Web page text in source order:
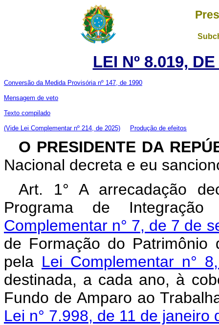
LEI Nº 8.019,
Conversão da Medida Provisória nº 147, de 1990
Mensagem de veto
Texto compilado
(Vide Lei Complementar nº 214, de 2025) Produção de efeitos
O PRESIDENTE DA
Nacional decreta e eu
Art. 1° A arrecadação
Programa de
Complementar n° 7, de 7 de
de Formação do Patrimônio
pela Lei Complementar n°
destinada, a cada ano, à
Fundo de Amparo ao
Lei n° 7.998, de 11 de janeiro